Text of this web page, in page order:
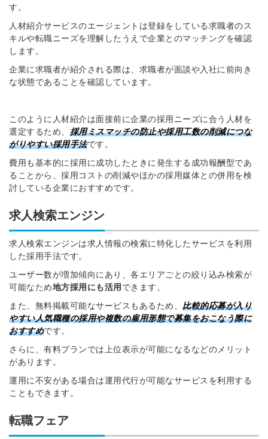
す。
人材紹介サービスのエージェントは登録をしている求職者のス
キルや転職ニーズを理解したうえで企業とのマッチングを確認
します。
企業に求職者が紹介される際は、求職者が面談や入社に前向き
な状態であることを確認しています。
このように人材紹介は面接前に企業の採用ニーズに合う人材を
選定するため、 採用ミスマッチの防止や採用工数の削減につな
がりやすい採用手法です。
費用も基本的に採用に成功したときに発生する成功報酬型であ
ることから、採用コストの削減やほかの採用媒体との併用を検
討している企業におすすめです。
求人検索エンジン
求人検索エンジンは求人情報の検索に特化したサービスを利用
した採用手法です。
ユーザー数が増加傾向にあり、各エリアごとの絞り込み検索が
可能なため地方採用にも活用 できます。
また、無料掲載可能なサービスもあるため、 比較的応募が入り
やすい人気職種の採用や複数の雇用形態で募集をおこなう際に
おすすめです。
さらに、有料プランでは上位表示が可能になるなどのメリット
があります。
運用に不安がある場合は運用代行が可能なサービスを利用する
こともできます。
転職フェア